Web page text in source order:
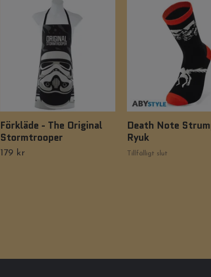
Förkläde - The Original
Stormtrooper
179 kr
Death Note
Ryuk
Tillfälligt slut